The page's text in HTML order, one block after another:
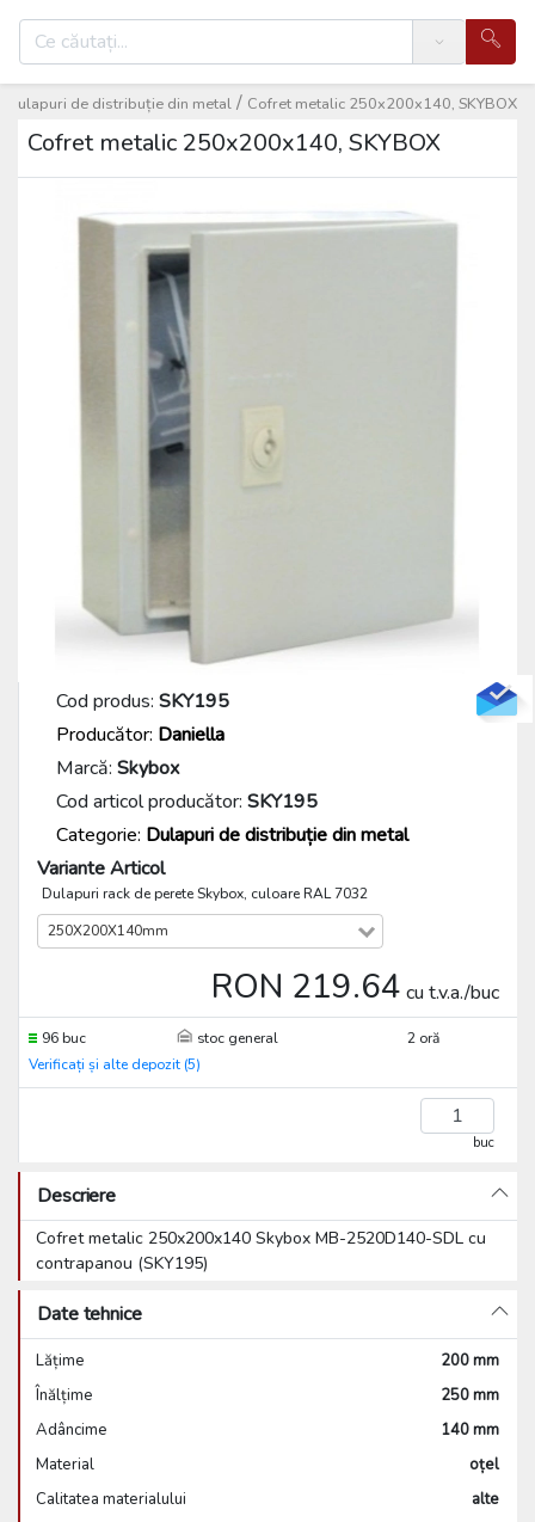
Search
Cofret metalic 250x200x140, SKYBOX
/
Dulapuri de distribuție din metal
Cofret metalic 250x200x140, SKYBOX
Cod produs: SKY195
Producător: Daniella
Marcă: Skybox
Cod articol producător: SKY195
Categorie: Dulapuri de distribuție din metal
Variante Articol
Dulapuri rack de perete Skybox, culoare RAL 7032
250X200X140mm
RON 219.64 cu t.v.a./buc
96 buc stoc general
2 oră
Verificați și alte depozit (5)
buc
Descriere
Cofret metalic 250x200x140 Skybox MB-2520D140-SDL cu
contrapanou (SKY195)
Date tehnice
Lățime
200 mm
Înălțime
250 mm
Adâncime
140 mm
Material
oțel
Calitatea materialului
alte